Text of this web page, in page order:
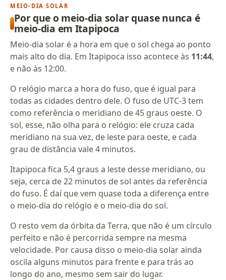
MEIO-DIA SOLAR
Por que o meio-dia solar quase nunca é
meio-dia em Itapipoca
Meio-dia solar é a hora em que o sol chega ao ponto
mais alto do dia. Em Itapipoca isso acontece às 11:44,
e não às 12:00.
O relógio marca a hora do fuso, que é igual para
todas as cidades dentro dele. O fuso de UTC-3 tem
como referência o meridiano de 45 graus oeste. O
sol, esse, não olha para o relógio: ele cruza cada
meridiano na sua vez, de leste para oeste, e cada
grau de distância vale 4 minutos.
Itapipoca fica 5,4 graus a leste desse meridiano, ou
seja, cerca de 22 minutos de sol antes da referência
do fuso. É daí que vem quase toda a diferença entre
o meio-dia do relógio e o meio-dia do sol.
O resto vem da órbita da Terra, que não é um círculo
perfeito e não é percorrida sempre na mesma
velocidade. Por causa disso o meio-dia solar ainda
oscila alguns minutos para frente e para trás ao
longo do ano, mesmo sem sair do lugar.